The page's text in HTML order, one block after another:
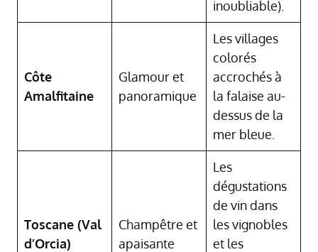
inoubliable).
Côte
Amalfitaine
Glamour et
panoramique
Les villages
colorés
accrochés à
la falaise au-
dessus de la
mer bleue.
Toscane (Val
d’Orcia)
Champêtre et
apaisante
Les
dégustations
de vin dans
les vignobles
et les